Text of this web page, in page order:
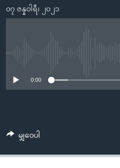
ပင်မ
ပင်မ
စာမျက်နှာ
ကျော်
တရုတ်
ရပ်ဝန်းတခု လမ်းတခု အလွန်
ရုပ်ရှင်ထဲက အင်္ဂလိပ်စာ
တီဗွီ
ရေဒီယို/တီဗွီအစီအစဉ်
ဗွီအိုအေ လူမှုကွန်ယက်များ
၀၇ ဇန္နဝါရီ၊ ၂၀၂၁
0:00
မျှဝေပါ